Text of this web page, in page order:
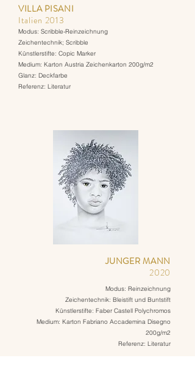
VILLA PISANI
Italien 2013
Modus: Scribble-Reinzeichnung
Zeichentechnik; Scribble
Künstlerstifte: Copic Marker
Medium: Karton Austria Zeichenkarton 200g/m2
Glanz: Deckfarbe
Referenz: Literatur
JUNGER MANN
2020
Modus: Reinzeichnung
Zeichentechnik: Bleistift und Buntstift
Künstlerstifte: Faber Castell Polychromos
Medium: Karton Fabriano Accademina Disegno
200g/m2
Referenz: Literatur